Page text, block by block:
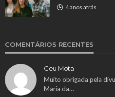
4 anos atrás
COMENTÁRIOS RECENTES
Ceu Mota
Muito obrigada pela
Maria da…